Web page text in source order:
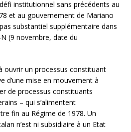
institutionnel sans précédents au
et au gouvernement de Mariano
substantiel supplémentaire dans
(9 novembre, date du
ouvrir un processus constituant
d’une mise en mouvement à
de processus constituants
– qui s’alimentent
fin au Régime de 1978. Un
n’est ni subsidiaire à un Etat